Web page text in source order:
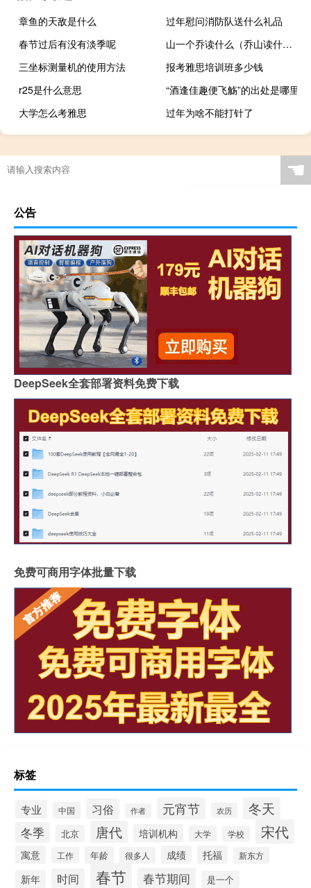
章鱼的天敌是什么
过年慰问消防队送什么礼品
春节过后有没有淡季呢
山一个乔读什么（乔山读什么）
三坐标测量机的使用方法
报考雅思培训班多少钱
r25是什么意思
“酒逢佳趣便飞觞”的出处是哪里
大学怎么考雅思
过年为啥不能打针了
☚
公告
DeepSeek全套部署资料免费下载
免费可商用字体批量下载
标签
专业 中国 习俗 作者 元宵节 农历 冬天
冬季 北京 唐代 培训机构 大学 学校 宋代
寓意 工作 年龄 很多人 成绩 托福 新东方
新年 时间 春节 春节期间 是一个